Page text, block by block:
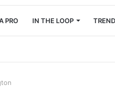
PRO IN THE LOOP